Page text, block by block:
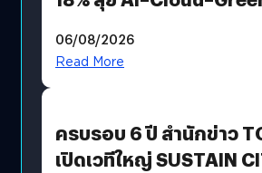
Revenue เร่งเครื่อง New
06/08/2026
Read More
ครบรอบ 6 ปี สำนักข่าว
เปิดเวทีใหญ่ SUSTAIN